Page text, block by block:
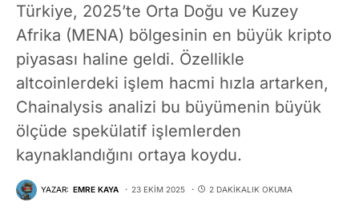
Türkiye, 2025’te Orta Doğu ve Kuzey
Afrika (MENA) bölgesinin en büyük kripto
piyasası haline geldi. Özellikle
altcoinlerdeki işlem hacmi hızla artarken,
Chainalysis analizi bu büyümenin büyük
ölçüde spekülatif işlemlerden
kaynaklandığını ortaya koydu.
YAZAR: EMRE KAYA 23 EKIM 2025 2 DAKIKALIK OKUMA